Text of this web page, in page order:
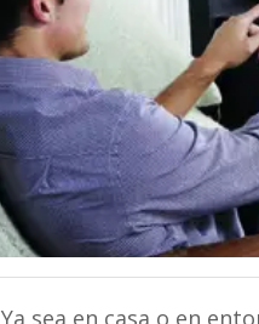
Ya sea en casa o en